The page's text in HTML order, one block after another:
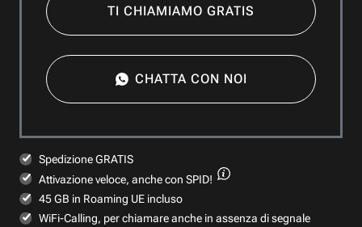
TI CHIAMIAMO GRATIS
CHATTA CON NOI
Spedizione GRATIS
Attivazione veloce, anche con SPID!
45 GB in Roaming UE incluso
WiFi-Calling, per chiamare anche in assenza di segnale